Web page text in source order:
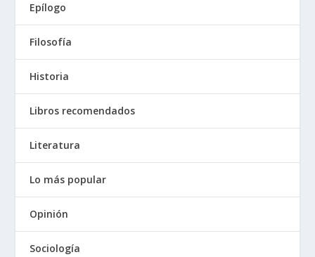
Epílogo
Filosofía
Historia
Libros recomendados
Literatura
Lo más popular
Opinión
Sociología